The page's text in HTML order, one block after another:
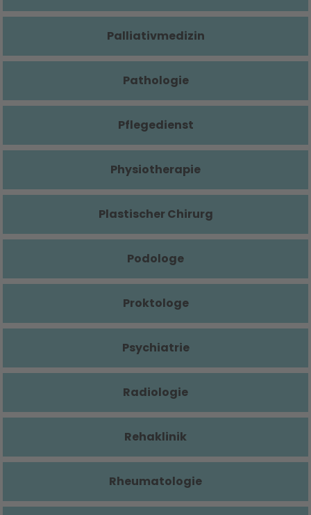
Palliativmedizin
Pathologie
Pflegedienst
Physiotherapie
Plastischer Chirurg
Podologe
Proktologe
Psychiatrie
Radiologie
Rehaklinik
Rheumatologie